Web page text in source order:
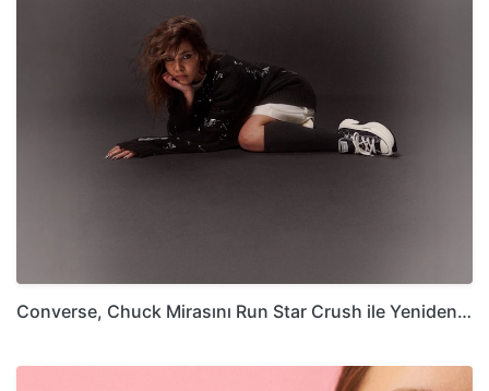
Converse, Chuck Mirasını Run Star Crush ile Yeniden…